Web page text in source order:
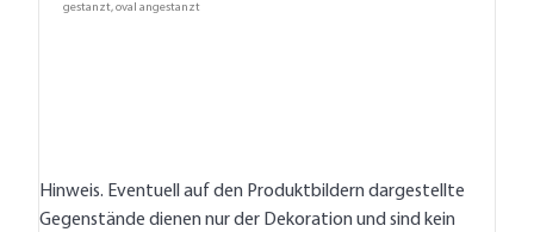
gestanzt, oval angestanzt
Hinweis. Eventuell auf den Produktbildern dargestellte
Gegenstände dienen nur der Dekoration und sind kein